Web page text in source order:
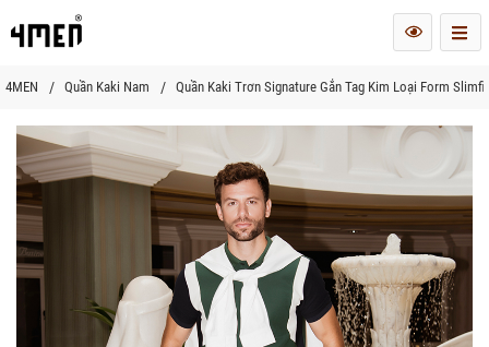
4MEN Quần Kaki Nam Quần Kaki Trơn Signature Gắn Tag Kim Loại Form